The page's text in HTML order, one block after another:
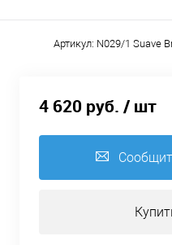
Артикул: N029/1 Suave
4 620 руб. / шт